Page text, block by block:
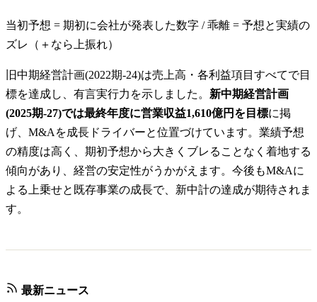
当初予想 = 期初に会社が発表した数字 / 乖離 = 予想と実績の
ズレ（＋なら上振れ）
旧中期経営計画(2022期-24)は売上高・各利益項目すべてで目
標を達成し、有言実行力を示しました。 新中期経営計画
(2025期-27)では最終年度に営業収益1,610億円を目標に掲
げ、M&Aを成長ドライバーと位置づけています。業績予想
の精度は高く、期初予想から大きくブレることなく着地する
傾向があり、経営の安定性がうかがえます。今後もM&Aに
よる上乗せと既存事業の成長で、新中計の達成が期待されま
す。
最新ニュース